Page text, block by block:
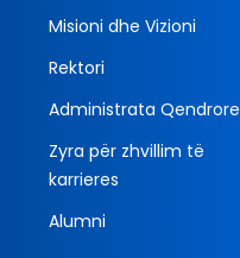
Misioni dhe Vizioni
Rektori
Administrata Qendrore
Zyra për zhvillim të
karrieres
Alumni